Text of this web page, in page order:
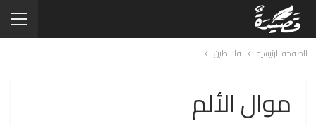
الصفحة الرئيسية فلسطين
موال الألم